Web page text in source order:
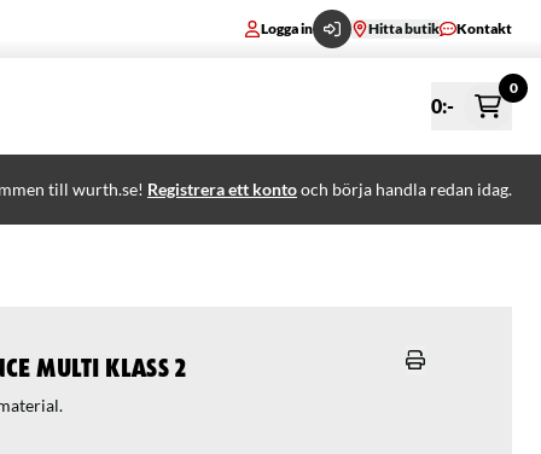
Logga in Hitta butik Kontakt
0:-
0
till wurth.se! Registrera ett kontooch börja handla redan idag.
Multi klass 2